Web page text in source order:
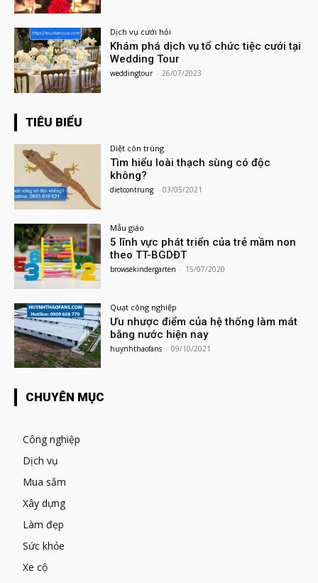
Dịch vụ cưới hỏi
Khám phá dịch vụ tổ chức tiệc cưới tại
Wedding Tour
weddingtour - 26/07/2023
TIÊU BIỂU
Diệt côn trùng
Tìm hiểu loài thạch sùng có độc
không?
dietcontrung - 03/05/2021
Mẫu giáo
5 lĩnh vực phát triển của trẻ mầm non
theo TT-BGDĐT
browsekindergarten - 15/07/2020
Quạt công nghiệp
Ưu nhược điểm của hệ thống làm mát
bằng nước hiện nay
huynhthaofans - 09/10/2021
CHUYÊN MỤC
Công nghiệp
Dịch vụ
Mua sắm
Xây dựng
Làm đẹp
Sức khỏe
Xe cộ